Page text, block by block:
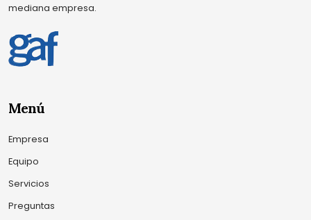
mediana empresa.
Menú
Empresa
Equipo
Servicios
Preguntas